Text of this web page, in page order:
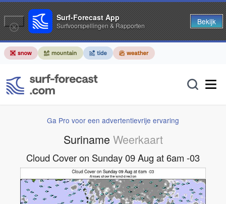
Ga Pro voor een advertentievrije ervaring
Suriname Weerkaart
Cloud Cover on Sunday 09 Aug at 6am -03
Surf-Forecast App
Surfvoorspellingen & Rapporten Bekijk